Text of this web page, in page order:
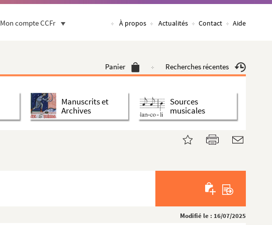
Mon compte CCFr À propos Actualités Contact Aide
Panier Recherches récentes
Manuscrits et
Archives
Sources
musicales
Modifié le : 16/07/2025